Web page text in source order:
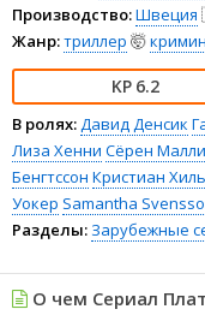
Производство:Швеция
Жанр:триллер 🤯
6.2
В ролях:Давид Денсик
Лиза Хенни Сёрен
Бенгтссон Кристиан
Уокер Samantha
Разделы: Зарубежные
О чем Сериал